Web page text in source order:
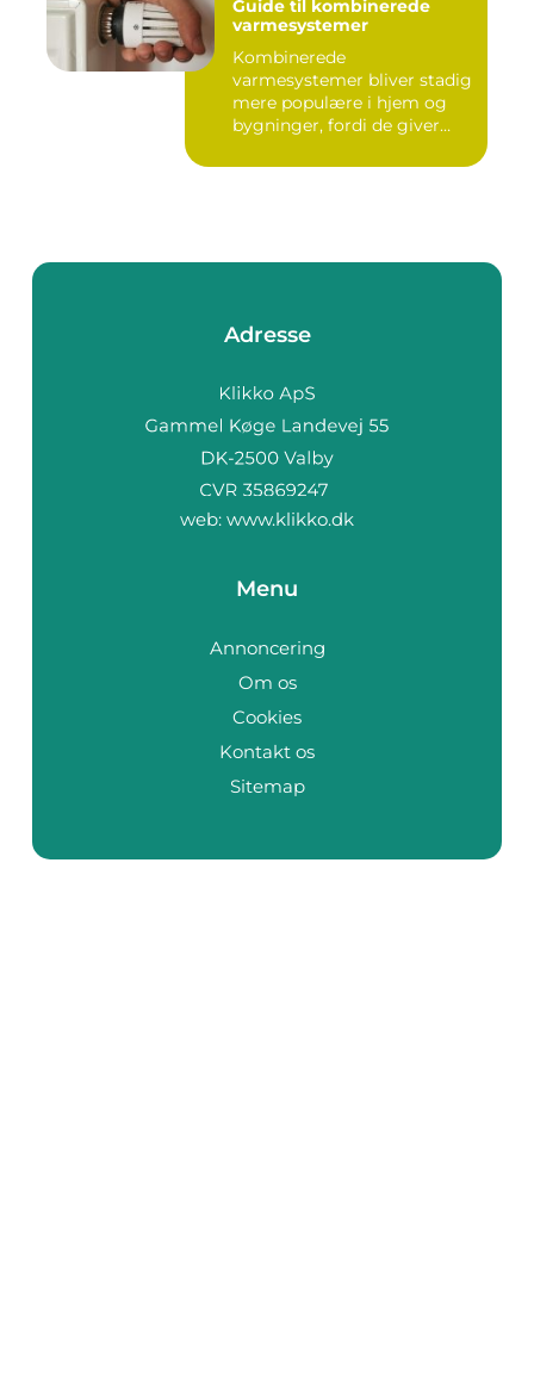
Guide til kombinerede
varmesystemer
Kombinerede
varmesystemer bliver stadig
mere populære i hjem og
bygninger, fordi de giver
Adresse
web: www.klikko.dk
Menu
Annoncering
Om os
Cookies
Kontakt os
Sitemap